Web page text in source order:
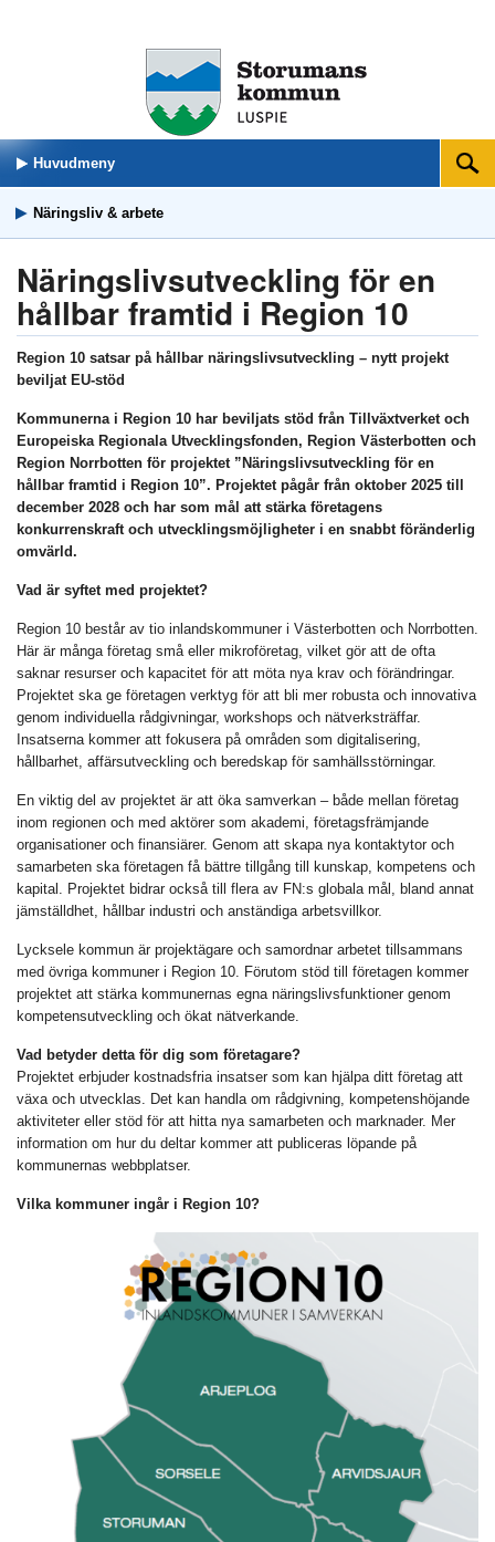
Huvudmeny Sök
Näringsliv & arbete
Näringslivsutveckling för en
hållbar framtid i Region 10
Region 10 satsar på hållbar näringslivsutveckling – nytt projekt
beviljat EU-stöd
Kommunerna i Region 10 har beviljats stöd från Tillväxtverket och
Europeiska Regionala Utvecklingsfonden, Region Västerbotten och
Region Norrbotten för projektet ”Näringslivsutveckling för en
hållbar framtid i Region 10”. Projektet pågår från oktober 2025 till
december 2028 och har som mål att stärka företagens
konkurrenskraft och utvecklingsmöjligheter i en snabbt föränderlig
omvärld.
Vad är syftet med projektet?
Region 10 består av tio inlandskommuner i Västerbotten och Norrbotten.
Här är många företag små eller mikroföretag, vilket gör att de ofta
saknar resurser och kapacitet för att möta nya krav och förändringar.
Projektet ska ge företagen verktyg för att bli mer robusta och innovativa
genom individuella rådgivningar, workshops och nätverksträffar.
Insatserna kommer att fokusera på områden som digitalisering,
hållbarhet, affärsutveckling och beredskap för samhällsstörningar.
En viktig del av projektet är att öka samverkan – både mellan företag
inom regionen och med aktörer som akademi, företagsfrämjande
organisationer och finansiärer. Genom att skapa nya kontaktytor och
samarbeten ska företagen få bättre tillgång till kunskap, kompetens och
kapital. Projektet bidrar också till flera av FN:s globala mål, bland annat
jämställdhet, hållbar industri och anständiga arbetsvillkor.
Lycksele kommun är projektägare och samordnar arbetet tillsammans
med övriga kommuner i Region 10. Förutom stöd till företagen kommer
projektet att stärka kommunernas egna näringslivsfunktioner genom
kompetensutveckling och ökat nätverkande.
Vad betyder detta för dig som företagare?
Projektet erbjuder kostnadsfria insatser som kan hjälpa ditt företag att
växa och utvecklas. Det kan handla om rådgivning, kompetenshöjande
aktiviteter eller stöd för att hitta nya samarbeten och marknader. Mer
information om hur du deltar kommer att publiceras löpande på
kommunernas webbplatser.
Vilka kommuner ingår i Region 10?